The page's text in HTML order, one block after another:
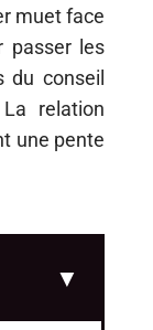
muet face
passer les
du conseil
relation
une pente